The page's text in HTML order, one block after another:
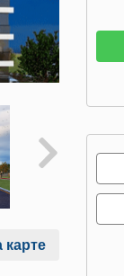
карте